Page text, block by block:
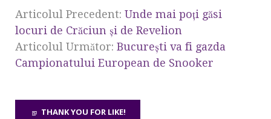
Articolul Precedent: Unde mai poţi găsi
locuri de Crăciun şi de Revelion
Articolul Următor: Bucureşti va fi gazda
Campionatului European de Snooker
THANK YOU FOR LIKE!